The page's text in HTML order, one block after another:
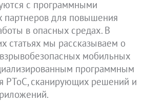
с программными
для повышения
в опасных средах. В
статьях мы рассказываем о
мобильных
программным
PToC, сканирующих решений и